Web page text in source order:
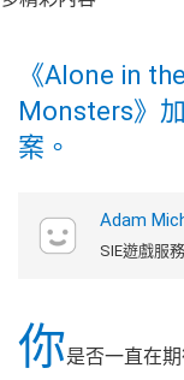
《Alone in
Monsters》
案。
Adam
SIE遊戲服
你是否一直在